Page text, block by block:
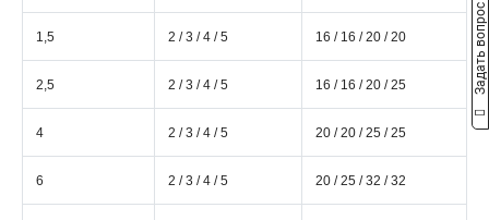
1,5 2 / 3 / 4 / 5 16 / 16 / 20 / 20
2,5 2 / 3 / 4 / 5 16 / 16 / 20 / 25
4 2 / 3 / 4 / 5 20 / 20 / 25 / 25
6 2 / 3 / 4 / 5 20 / 25 / 32 / 32
Задать вопрос